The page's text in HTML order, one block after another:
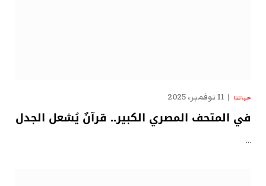
حياتنا 11 نوفمبر، 2025
في المتحف المصري الكبير.. قرآنٌ يُشعل الجدل
…